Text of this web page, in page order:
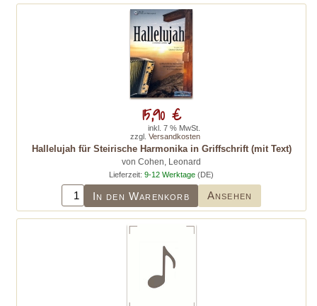
Hallelujah für Steirische Harmonika in Griffschrift (mit Text)
von Cohen, Leonard
Lieferzeit: 9-12 Werktage (DE)
In den Warenkorb Ansehen
15,90 €
inkl. 7 % MwSt.
zzgl. Versandkosten